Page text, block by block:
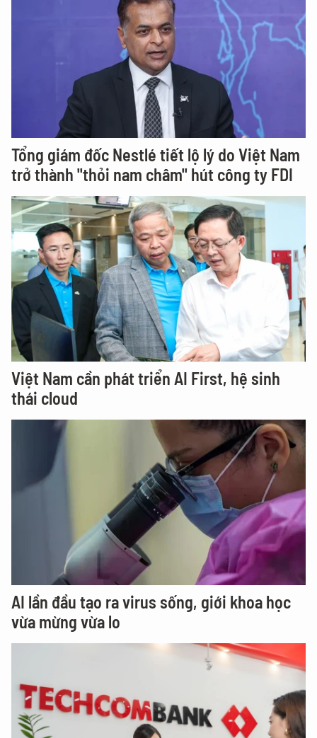
Tổng giám đốc Nestlé tiết lộ lý do Việt Nam
trở thành "thỏi nam châm" hút công ty FDI
Việt Nam cần phát triển AI First, hệ sinh
thái cloud
AI lần đầu tạo ra virus sống, giới khoa học
vừa mừng vừa lo